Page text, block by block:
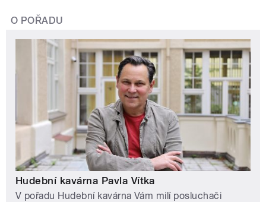
O POŘADU
Hudební kavárna Pavla Vítka
V pořadu Hudební kavárna Vám milí posluchači